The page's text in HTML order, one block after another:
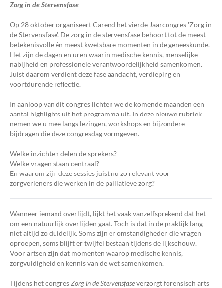
Zorg in de Stervensfase
Op 28 oktober organiseert Carend het vierde Jaarcongres 'Zorg in
de Stervensfase'. De zorg in de stervensfase behoort tot de meest
betekenisvolle én meest kwetsbare momenten in de geneeskunde.
Het zijn de dagen en uren waarin medische kennis, menselijke
nabijheid en professionele verantwoordelijkheid samenkomen.
Juist daarom verdient deze fase aandacht, verdieping en
voortdurende reflectie.
In aanloop van dit congres lichten we de komende maanden een
aantal highlights uit het programma uit. In deze nieuwe rubriek
nemen we u mee langs lezingen, workshops en bijzondere
bijdragen die deze congresdag vormgeven.
Welke inzichten delen de sprekers?
Welke vragen staan centraal?
En waarom zijn deze sessies juist nu zo relevant voor
zorgverleners die werken in de palliatieve zorg?
Wanneer iemand overlijdt, lijkt het vaak vanzelfsprekend dat het
om een natuurlijk overlijden gaat. Toch is dat in de praktijk lang
niet altijd zo duidelijk. Soms zijn er omstandigheden die vragen
oproepen, soms blijft er twijfel bestaan tijdens de lijkschouw.
Voor artsen zijn dat momenten waarop medische kennis,
zorgvuldigheid en kennis van de wet samenkomen.
Tijdens het congres Zorg in de Stervensfaseverzorgt forensisch arts